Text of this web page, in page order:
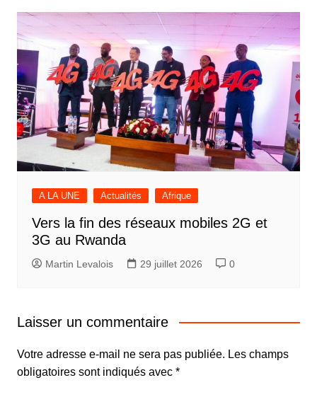
A LA UNE Actualités Afrique
Vers la fin des réseaux mobiles 2G et
3G au Rwanda
Martin Levalois 29 juillet 2026 0
Laisser un commentaire
Votre adresse e-mail ne sera pas publiée. Les champs
obligatoires sont indiqués avec *